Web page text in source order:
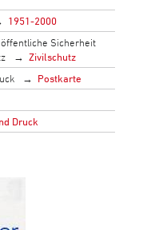
1951-2000
öffentliche Sicherheit
Zivilschutz
Postkarte
Druck